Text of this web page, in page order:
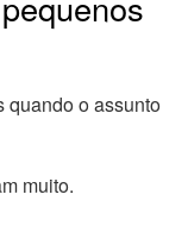
quando o assunto
muito.